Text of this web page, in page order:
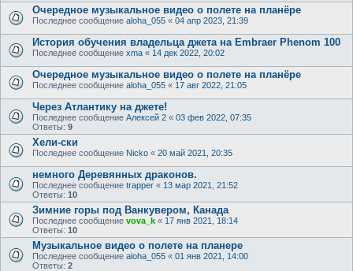
Очередное музыкальное видео о полете на планёре
Последнее сообщение aloha_055 « 04 апр 2023, 21:39
История обучения владельца джета на Embraer Phenom 100
Последнее сообщение xma « 14 дек 2022, 20:02
Очередное музыкальное видео о полете на планёре
Последнее сообщение aloha_055 « 17 авг 2022, 21:05
Через Атлантику на джете!
Последнее сообщение Алексей 2 « 03 фев 2022, 07:35
Ответы: 9
Хели-ски
Последнее сообщение Nicko « 20 май 2021, 20:35
немного Деревянных драконов.
Последнее сообщение trapper « 13 мар 2021, 21:52
Ответы: 10
Зимние горы под Ванкувером, Канада
Последнее сообщение vova_k « 17 янв 2021, 18:14
Ответы: 10
Музыкальное видео о полете на планере
Последнее сообщение aloha_055 « 01 янв 2021, 14:00
Ответы: 2